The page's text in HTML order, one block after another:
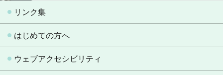
リンク集
はじめての方へ
ウェブアクセシビリティ